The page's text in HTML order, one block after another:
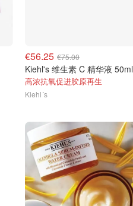
€56.25 €75.00
Kiehl's 维生素 C 精华液 50ml
高浓抗氧促进胶原再生
Kiehl´s